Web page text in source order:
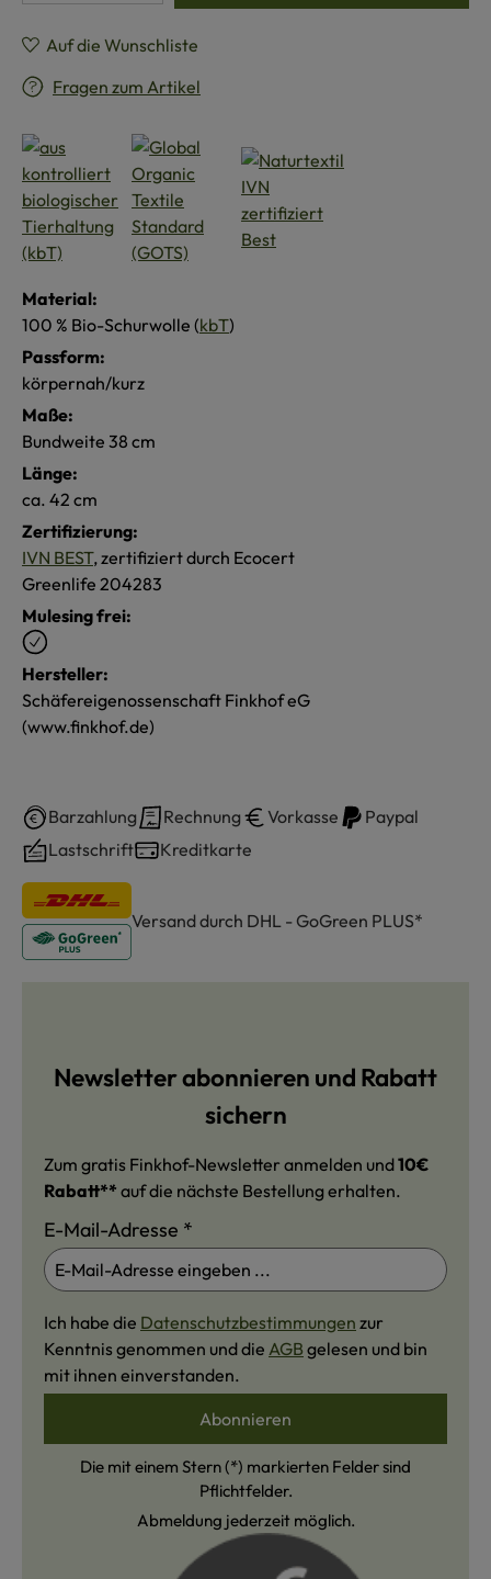
Auf die Wunschliste
Fragen zum Artikel
Material:
100 % Bio-Schurwolle (kbT)
Passform:
körpernah/kurz
Maße:
Bundweite 38 cm
Länge:
ca. 42 cm
Zertifizierung:
IVN BEST, zertifiziert durch Ecocert
Greenlife 204283
Mulesing frei:
Hersteller:
Schäfereigenossenschaft Finkhof eG
(www.finkhof.de)
Barzahlung Rechnung Vorkasse
Paypal
Lastschrift
Kreditkarte
Versand durch DHL - GoGreen PLUS*
Newsletter abonnieren und Rabatt
sichern
Zum gratis Finkhof-Newsletter anmelden und10€
Rabatt** auf die nächste Bestellung erhalten.
E-Mail-Adresse *
Ich habe die Datenschutzbestimmungen zur
Kenntnis genommen und die AGB gelesen und bin
mit ihnen einverstanden.
Abonnieren
Die mit einem Stern (*) markierten Felder sind
Pflichtfelder.
Abmeldung jederzeit möglich.